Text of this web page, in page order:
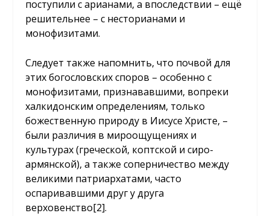
поступили с арианами, а впоследствии – ещё
решительнее – с несторианами и
монофизитами.
Следует также напомнить, что почвой для
этих богословских споров – особенно с
монофизитами, признававшими, вопреки
халкидонским определениям, только
божественную природу в Иисусе Христе, –
были различия в мироощущениях и
культурах (греческой, коптской и сиро-
армянской), а также соперничество между
великими патриархатами, часто
оспаривавшими друг у друга
верховенство[2].